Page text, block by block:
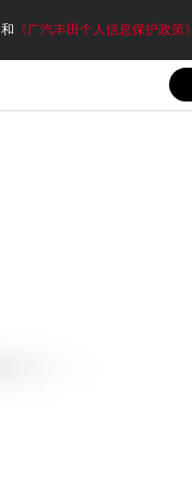
《广汽丰田个人信息保护政策》